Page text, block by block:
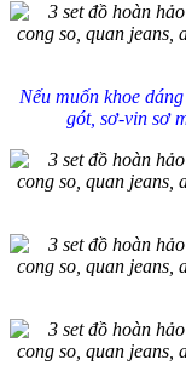
Nếu muốn khoe
gót, sơ-vin sơ